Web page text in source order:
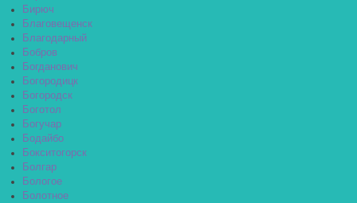
Бирюч
Благовещенск
Благодарный
Бобров
Богданович
Богородицк
Богородск
Боготол
Богучар
Бодайбо
Бокситогорск
Болгар
Бологое
Болотное